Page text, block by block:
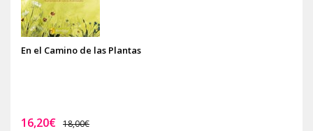
En el Camino de las Plantas
16,20€ 18,00€